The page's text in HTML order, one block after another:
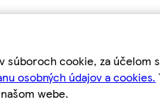
cookie, za účelom
osobných údajov a cookies.
webe.